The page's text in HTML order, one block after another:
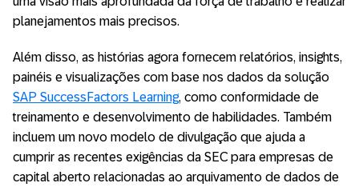
planejamentos mais precisos.
Além disso, as histórias agora fornecem relatórios, insights,
painéis e visualizações com base nos dados da solução
SAP SuccessFactors Learning, como conformidade de
treinamento e desenvolvimento de habilidades. Também
incluem um novo modelo de divulgação que ajuda a
cumprir as recentes exigências da SEC para empresas de
capital aberto relacionadas ao arquivamento de dados de